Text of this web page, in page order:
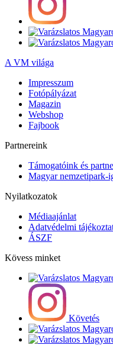
A VM világa
Impresszum
Fotópályázat
Magazin
Webshop
Fajbook
Partnereink
Támogatóink és
Magyar nemzetipark-
Nyilatkozatok
Médiaajánlat
Adatvédelmi
ÁSZF
Kövess minket
Követés